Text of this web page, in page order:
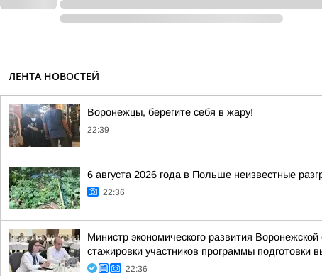
ЛЕНТА НОВОСТЕЙ
Воронежцы, берегите себя в жару!
22:39
6 августа 2026 года в Польше неизвестные
22:36
Министр экономического развития
стажировки участников программы подготовки
22:36